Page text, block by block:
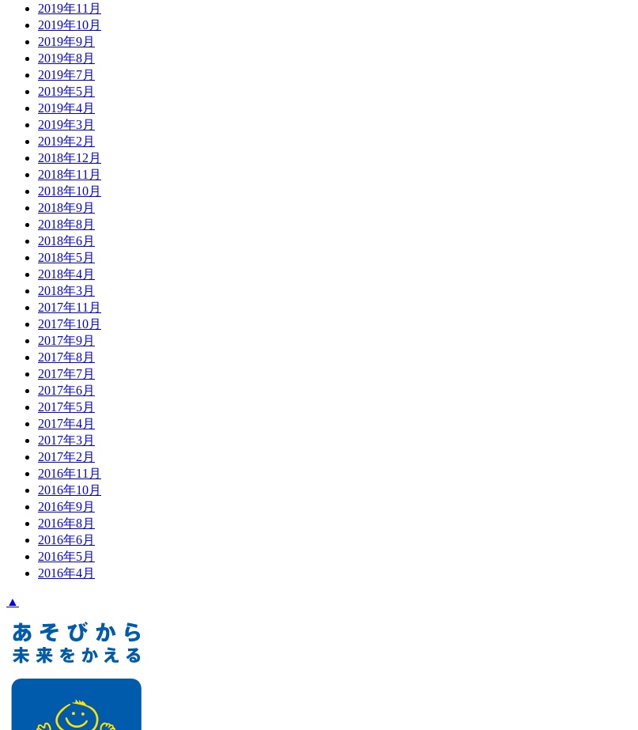
2019年11月
2019年10月
2019年9月
2019年8月
2019年7月
2019年5月
2019年4月
2019年3月
2019年2月
2018年12月
2018年11月
2018年10月
2018年9月
2018年8月
2018年6月
2018年5月
2018年4月
2018年3月
2017年11月
2017年10月
2017年9月
2017年8月
2017年7月
2017年6月
2017年5月
2017年4月
2017年3月
2017年2月
2016年11月
2016年10月
2016年9月
2016年8月
2016年6月
2016年5月
2016年4月
▲